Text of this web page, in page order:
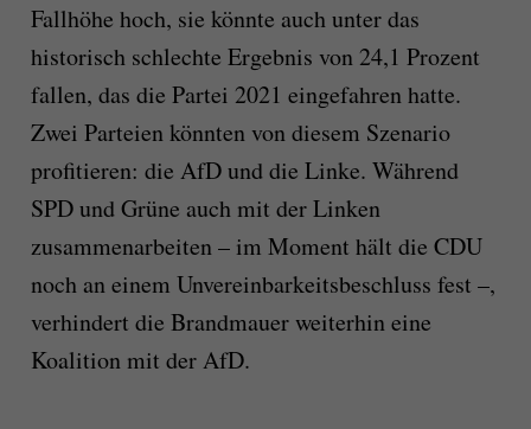
Fallhöhe hoch, sie könnte auch unter das
historisch schlechte Ergebnis von 24,1 Prozent
fallen, das die Partei 2021 eingefahren hatte.
Zwei Parteien könnten von diesem Szenario
profitieren: die AfD und die Linke. Während
SPD und Grüne auch mit der Linken
zusammenarbeiten – im Moment hält die CDU
noch an einem Unvereinbarkeitsbeschluss fest –,
verhindert die Brandmauer weiterhin eine
Koalition mit der AfD.